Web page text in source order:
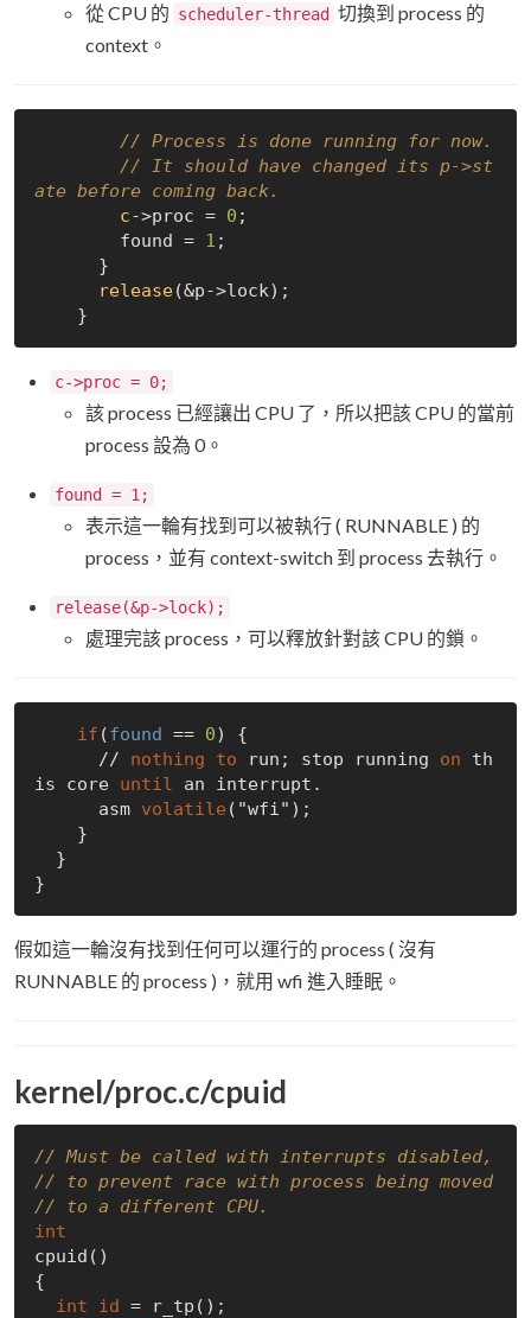
從 CPU 的 scheduler-thread 切換到 process 的
context。
// Process is done running for now.
// It should have changed its p->st
ate before coming back.
c->proc = 0 ;
        found =
1 ;
release(&p->lock);
c->proc = 0;
該 process 已經讓出 CPU 了，所以把該 CPU 的當前
process 設為 0。
found = 1;
表示這一輪有找到可以被執行 ( RUNNABLE ) 的
process，並有 context-switch 到 process 去執行。
release(&p->lock);
處理完該 process，可以釋放針對該 CPU 的鎖。
if (found == 0) {
      //
nothing to run; stop running on th
is core until
an interrupt.
      asm
volatile ("wfi");
假如這一輪沒有找到任何可以運行的 process ( 沒有
RUNNABLE 的 process )，就用 wfi 進入睡眠。
kernel/proc.c/cpuid
// Must be called with interrupts disabled,
// to prevent race with process being moved
// to a different CPU.
int
cpuid()
{
int
id = r_tp();